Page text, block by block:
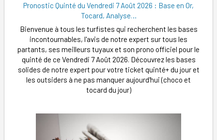
Pronostic Quinté du Vendredi 7 Août 2026 : Base en Or,
Tocard, Analyse…
Bienvenue à tous les turfistes qui recherchent les bases
incontournables, l'avis de notre expert sur tous les
partants, ses meilleurs tuyaux et son prono officiel pour le
quinté de ce Vendredi 7 Août 2026. Découvrez les bases
solides de notre expert pour votre ticket quinté+ du jour et
les outsiders à ne pas manquer aujourd'hui (choco et
tocard du jour)